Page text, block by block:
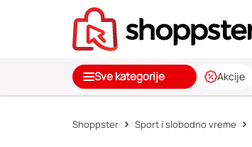
Sve kategorije Akcije
Shoppster Sport i slobodno vreme